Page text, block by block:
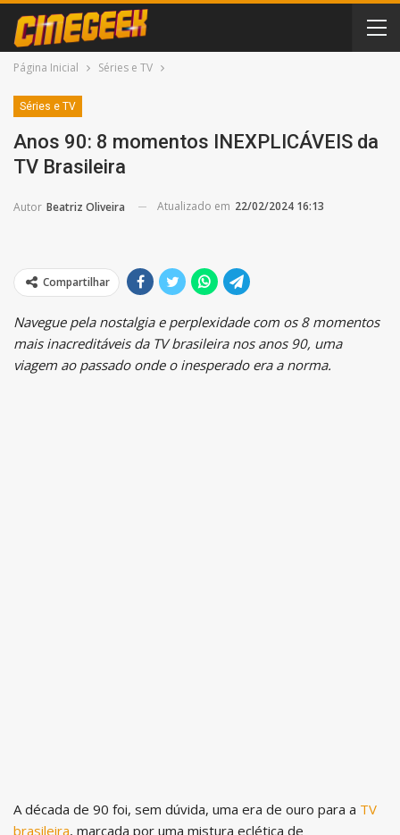
Página Inicial Séries e TV
Séries e TV
Anos 90: 8 momentos INEXPLICÁVEIS da
TV Brasileira
Autor Beatriz Oliveira Atualizado em 22/02/2024 16:13
Compartilhar
Navegue pela nostalgia e perplexidade com os 8 momentos
mais inacreditáveis da TV brasileira nos anos 90, uma
viagem ao passado onde o inesperado era a norma.
A década de 90 foi, sem dúvida, uma era de ouro para a TV
brasileira, marcada por uma mistura eclética de